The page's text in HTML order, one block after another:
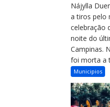
Nájylla
a tiros pelo
celebração
noite do
Campinas.
foi morta a
Municipios